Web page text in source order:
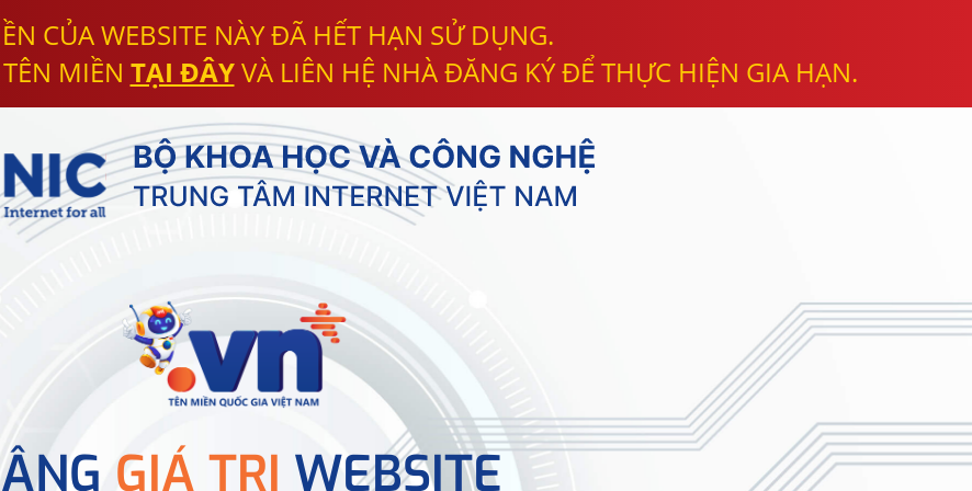
CỦA WEBSITE NÀY ĐÃ HẾT HẠN SỬ DỤNG.
MIỀN TẠI ĐÂYVÀ LIÊN HỆ NHÀ ĐĂNG KÝ ĐỂ THỰC HIỆN GIA HẠN.
GIÁ TRỊ WEBSITE